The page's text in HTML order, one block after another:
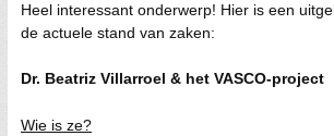
Heel interessant onderwerp! Hier is een
de actuele stand van zaken:
Dr. Beatriz Villarroel & het VASCO-project
Wie is ze?